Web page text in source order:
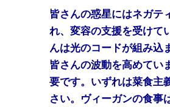
皆さんの惑星にはネガテ
れ、変容の支援を受けて
んは光のコードが組み込
皆さんの波動を高めてい
要です。いずれは菜食主
さい。ヴィーガンの食事